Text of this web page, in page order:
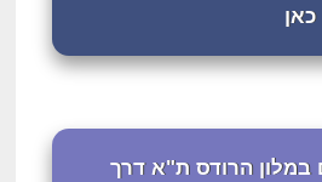
במלון הרודס ת"א דרך